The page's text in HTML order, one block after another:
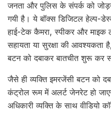
जनता और पुलिस के संपर्क को
गयी है। ये बॉक्स डिजिटल हेल्प-
हाई-टेक कैमरा, स्पीकर और माइक
सहायता या सुरक्षा की
बटन को दबाकर बातचीत शुरू कर
जैसे ही व्यक्ति इमरजेंसी बटन को
कंट्रोल रूम में अलर्ट जेनरेट हो
अधिकारी व्यक्ति के साथ वीडियो